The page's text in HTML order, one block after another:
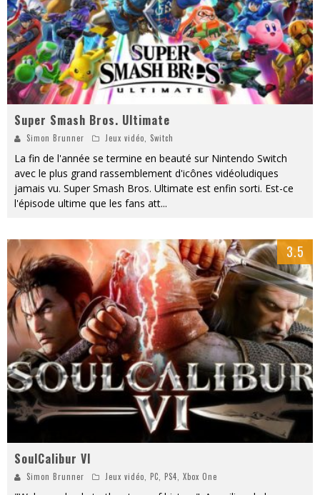
Super Smash Bros. Ultimate
Simon Brunner Jeux vidéo Switch
La fin de l'année se termine en beauté sur Nintendo Switch
avec le plus grand rassemblement d'icônes vidéoludiques
jamais vu. Super Smash Bros. Ultimate est enfin sorti. Est-ce
l'épisode ultime que les fans att...
3.5
SoulCalibur VI
Simon Brunner Jeux vidéo PC PS4 Xbox One